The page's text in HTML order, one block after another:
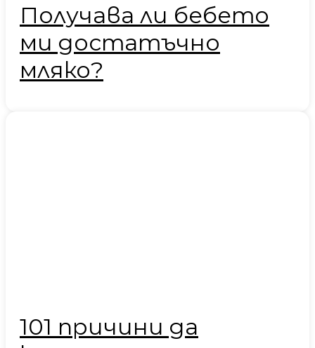
Получава ли бебето
ми достатъчно
мляко?
101 причини да